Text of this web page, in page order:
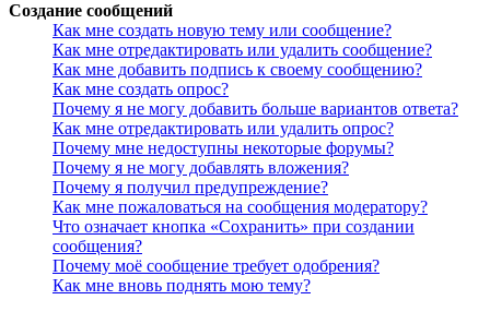
Создание сообщений
Как мне создать новую тему или сообщение?
Как мне отредактировать или удалить сообщение?
Как мне добавить подпись к своему сообщению?
Как мне создать опрос?
Почему я не могу добавить больше вариантов ответа?
Как мне отредактировать или удалить опрос?
Почему мне недоступны некоторые форумы?
Почему я не могу добавлять вложения?
Почему я получил предупреждение?
Как мне пожаловаться на сообщения модератору?
Что означает кнопка «Сохранить» при создании
сообщения?
Почему моё сообщение требует одобрения?
Как мне вновь поднять мою тему?